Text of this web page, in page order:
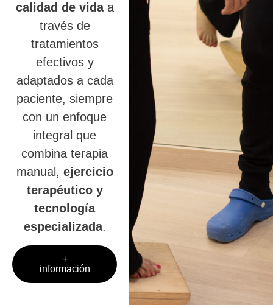
calidad de vidaa
través de
tratamientos
efectivos y
adaptados a cada
paciente, siempre
con un enfoque
integral que
combina terapia
manual, ejercicio
terapéutico y
tecnología
especializada.
+
información